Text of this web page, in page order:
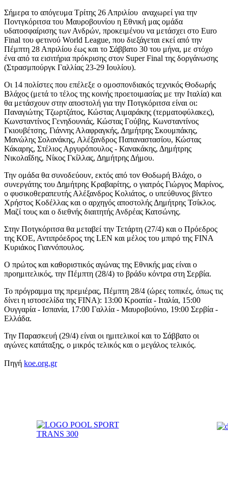
Σήμερα το απόγευμα Τρίτης 26 Απριλίου αναχωρεί για την
Ποντγκόριτσα του Μαυροβουνίου η Εθνική μας ομάδα
υδατοσφαίρισης των Ανδρών, προκειμένου να μετάσχει στο Euro
Final του φετινού World League, που διεξάγεται εκεί από την
Πέμπτη 28 Απριλίου έως και το Σάββατο 30 του μήνα, με στόχο
ένα από τα εισιτήρια πρόκρισης στον Super Final της δοργάνωσης
(Στρασμπούργκ Γαλλίας 23-29 Ιουλίου).
Οι 14 πολίστες που επέλεξε ο ομοσπονδιακός τεχνικός Θοδωρής
Βλάχος (μετά το τέλος της κοινής προετοιμασίας με την Ιταλία) και
θα μετάσχουν στην αποστολή για την Ποτγκόριτσα είναι οι:
Παναγιώτης Τζωρτζάτος, Κώστας Λιμαράκης (τερματοφύλακες),
Κωνσταντίνος Γενηδουνιάς, Κώστας Γούβης, Κωνσταντίνος
Γκιουβέτσης, Γιάννης Αλαφραγκής, Δημήτρης Σκουμπάκης,
Μανώλης Σολανάκης, Αλέξανδρος Παπαναστασίου, Κώστας
Κάκαρης, Στέλιος Αργυρόπουλος - Κανακάκης, Δημήτρης
Νικολαΐδης, Νίκος Γκίλλας, Δημήτρης Δήμου.
Την ομάδα θα συνοδεύουν, εκτός από τον Θοδωρή Βλάχο, ο
συνεργάτης του Δημήτρης Κραβαρίτης, ο γιατρός Γιώργος Μαρίνος,
ο φυσικοθεραπευτής Αλέξανδρος Κολιάτος, ο υπεύθυνος βίντεο
Χρήστος Κοδέλλας και ο αρχηγός αποστολής Δημήτρης Τσίκλος.
Μαζί τους και ο διεθνής διαιτητής Ανδρέας Κατσώνης.
Στην Ποτγκόριτσα θα μεταβεί την Τετάρτη (27/4) και ο Πρόεδρος
της ΚΟΕ, Αντιπρόεδρος της LEN και μέλος του μπιρό της FINA
Κυριάκος Γιαννόπουλος.
Ο πρώτος και καθοριστικός αγώνας της Εθνικής μας είναι ο
προημιτελικός, την Πέμπτη (28/4) το βράδυ κόντρα στη Σερβία.
Το πρόγραμμα της πρεμιέρας, Πέμπτη 28/4 (ώρες τοπικές, όπως τις
δίνει η ιστοσελίδα της FINA): 13:00 Κροατία - Ιταλία, 15:00
Ουγγαρία - Ισπανία, 17:00 Γαλλία - Μαυροβούνιο, 19:00 Σερβία -
Ελλάδα.
Την Παρασκευή (29/4) είναι οι ημιτελικοί και το Σάββατο οι
αγώνες κατάταξης, ο μικρός τελικός και ο μεγάλος τελικός.
Πηγή koe.org.gr